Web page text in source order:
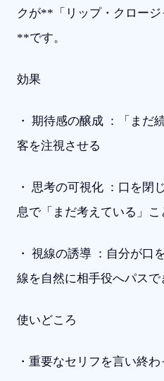
クが**「リップ・クロージ
**です。
効果
・ 期待感の醸成 ：「まだ
客を注視させる
・ 思考の可視化 ：口を閉
息で「まだ考えている」こ
・ 視線の誘導 ：自分が口
線を自然に相手役へパスで
使いどころ
・重要なセリフを言い終